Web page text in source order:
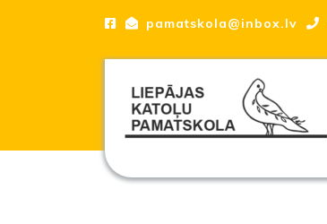
pamatskola@inbox.lv